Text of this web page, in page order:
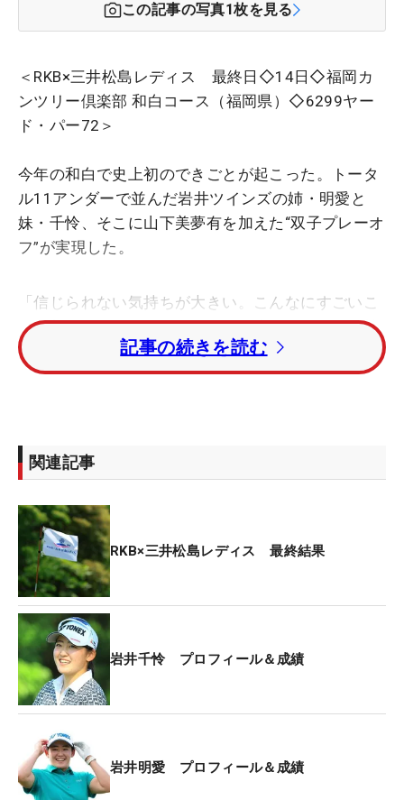
この記事の写真1枚を見る
＜RKB×三井松島レディス 最終日◇14日◇福岡カ
ンツリー倶楽部 和白コース（福岡県）◇6299ヤー
ド・パー72＞
今年の和白で史上初のできごとが起こった。トータ
ル11アンダーで並んだ岩井ツインズの姉・明愛と
妹・千怜、そこに山下美夢有を加えた“双子プレーオ
フ”が実現した。
「信じられない気持ちが大きい。こんなにすごいこ
とが起きていていいのかなって。今までにない気持
ちでいっぱいですし、勝てたのも信じられない」。
当事者の千怜も、姉と直接優勝を争った2ホールを
「74」と落とした2日目を終え、千怜とトップとの
差は4打。決して小さくないビハインドがあるな
センチにつけ奪ったバーディが“反撃ののろし”にな
った。そこから9メートル、1.5メートルを決めて3
連続バーディ。そこからも効果的にバーディを重ね
ると、きょうのキーポイントに挙げた17番パー4で
10メートルのパットをねじ込んでのバーディで単独
首位に躍り出た。「プレーオフまで持っていけた。
全力でした」。まさに死力を尽くした。
クラブハウスリーダーとしてホールアウトすると、
その後、ご褒美のような「楽しい」時間が訪れた。
最終18番で追いついた姉と山下とのプレーオフだ。
「ここまで来たら『楽しまなきゃ損だ』という気持
記事の続きを読む
関連記事
RKB×三井松島レディス 最終結果
岩井千怜 プロフィール＆成績
岩井明愛 プロフィール＆成績